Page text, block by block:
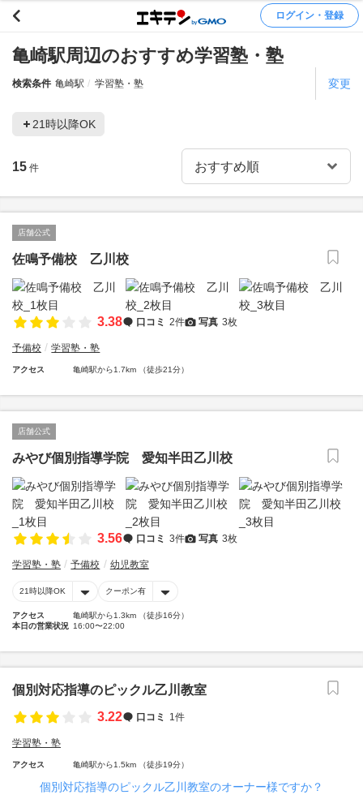
ログイン・登録
亀崎駅周辺のおすすめ学習塾・塾
検索条件 亀崎駅 学習塾・塾 変更
21時以降OK
15 件
店舗公式
佐鳴予備校 乙川校
3.38 口コミ 2件 写真 3枚
予備校 学習塾・塾
アクセス 亀崎駅から1.7km （徒歩21分）
店舗公式
みやび個別指導学院 愛知半田乙川校
3.56 口コミ 3件 写真 3枚
学習塾・塾 予備校 幼児教室
21時以降OK クーポン有
アクセス
亀崎駅から1.3km （徒歩16分）
本日の営業状況 16:00〜22:00
個別対応指導のピックル乙川教室
3.22
口コミ 1件
学習塾・塾
アクセス 亀崎駅から1.5km （徒歩19分）
個別対応指導のピックル乙川教室のオーナー様ですか？